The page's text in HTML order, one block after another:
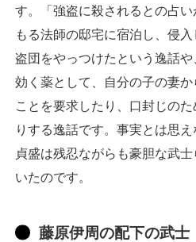
す。「強盗に殺されるとの占
もる法師の邸宅に宿泊し、侵
盗団をやっつけたという逸話
効く薬として、自分の子の妻
ことを要求したり、口封じの
りする逸話です。事実とは思
貞盛は残忍ながらも豪胆な武
いたのです。
藤原伊周の配下の武